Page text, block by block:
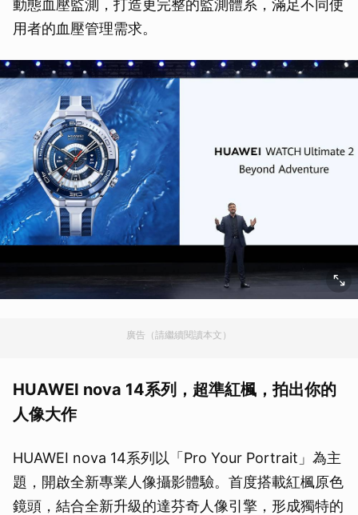
動態血壓監測，打造更完整的監測體系，滿足不同使
用者的血壓管理需求。
廣告（請繼續閱讀本文）
HUAWEI nova 14系列，超準紅楓，拍出你的
人像大作
HUAWEI nova 14系列以「Pro Your Portrait」為主
題，開啟全新專業人像攝影體驗。首度搭載紅楓原色
鏡頭，結合全新升級的達芬奇人像引擎，形成獨特的